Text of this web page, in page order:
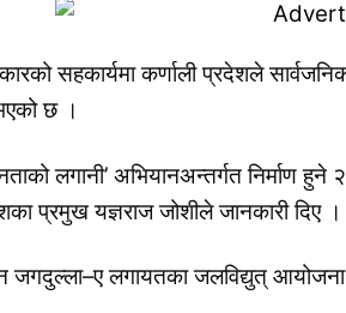
सहकार्यमा कर्णाली प्रदेशले
छ ।
लगानी’ अभियानअन्तर्गत निर्माण
प्रमुख यज्ञराज जोशीले जानकारी दिए ।
जगदुल्ला–ए लगायतका जलविद्युत्